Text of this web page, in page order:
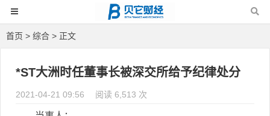
首页 > 综合 > 正文
*ST大洲时任董事长被深交所给予纪律处分
2021-04-21 09:56 阅读 6,513 次